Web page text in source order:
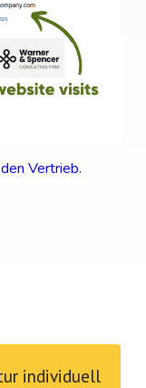
Vertrieb.
individuell